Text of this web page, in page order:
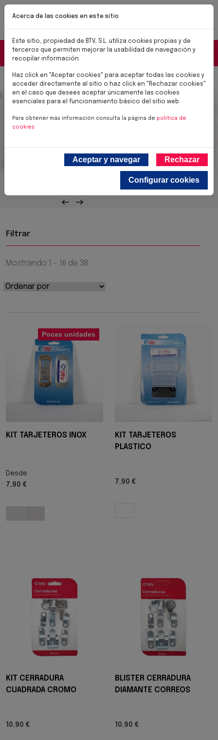
Pasar al contenido principal
NUEVAS CERRADURAS BTV SMART
✨Soluciones para el día a día✨
Conoce las nuevas cerraduras BTV SMART
Portal Distribuidores
0,00 € Select
Imagen cabecera Accesorios
Todos los productos
Filtrar
Mostrando 1 - 16 de 38
Pocas unidades
KIT TARJETEROS INOX
Desde
7,90 €
KIT TARJETEROS
PLASTICO
7,90 €
KIT CERRADURA
CUADRADA CROMO
10,90 €
BLISTER CERRADURA
DIAMANTE CORREOS
10,90 €
Acerca de las cookies en este sitio
Este sitio, propiedad de BTV, S.L. utiliza cookies propias y de
terceros que permiten mejorar la usabilidad de navegación y
recopilar información.
Haz click en "Aceptar cookies" para aceptar todas las cookies y
acceder directamente al sitio o haz click en "Rechazar cookies"
en el caso que desees aceptar únicamente las cookies
esenciales para el funcionamiento básico del sitio web.
Para obtener más información consulta la página de política de
cookies
Aceptar y navegar Rechazar
Configurar cookies